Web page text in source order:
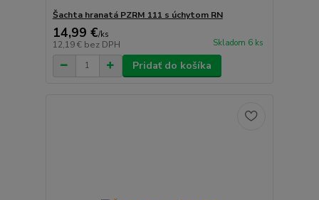
Šachta hranatá PZRM 111 s úchytom RN
14,99 €/ks
12,19 € bez DPH Skladom 6 ks
Pridať do košíka